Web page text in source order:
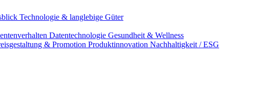
Technologie & langlebige Güter
Datentechnologie Gesundheit & Wellness
& Promotion Produktinnovation Nachhaltigkeit / ESG